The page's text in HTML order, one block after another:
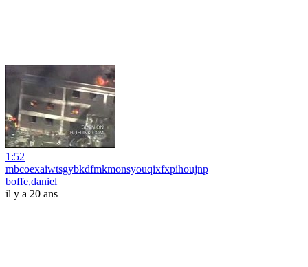
1:52
mbcoexaiwtsgybkdfmkmonsyouqixfxpihoujnp
boffe,daniel
il y a 20 ans